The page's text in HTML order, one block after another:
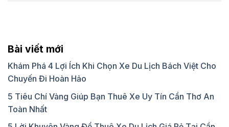
Bài viết mới
Khám Phá 4 Lợi Ích Khi Chọn Xe Du Lịch Bách Việt Cho
Chuyến Đi Hoàn Hảo
5 Tiêu Chí Vàng Giúp Bạn Thuê Xe Uy Tín Cần Thơ An
Toàn Nhất